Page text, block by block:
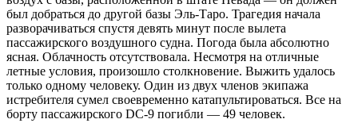
был добраться до другой базы Эль-Таро. Трагедия начала
разворачиваться спустя девять минут после вылета
пассажирского воздушного судна. Погода была абсолютно
ясная. Облачность отсутствовала. Несмотря на отличные
летные условия, произошло столкновение. Выжить удалось
только одному человеку. Один из двух членов экипажа
истребителя сумел своевременно катапультироваться. Все на
борту пассажирского DC-9 погибли — 49 человек.